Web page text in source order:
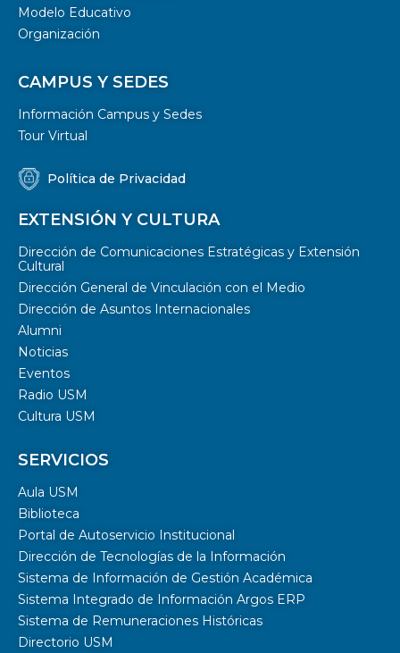
Modelo Educativo
Organización
CAMPUS Y SEDES
Información Campus y Sedes
Tour Virtual
Política de Privacidad
EXTENSIÓN Y CULTURA
Dirección de Comunicaciones Estratégicas y Extensión
Cultural
Dirección General de Vinculación con el Medio
Dirección de Asuntos Internacionales
Alumni
Noticias
Eventos
Radio USM
Cultura USM
SERVICIOS
Aula USM
Biblioteca
Portal de Autoservicio Institucional
Dirección de Tecnologías de la Información
Sistema de Información de Gestión Académica
Sistema Integrado de Información Argos ERP
Sistema de Remuneraciones Históricas
Directorio USM